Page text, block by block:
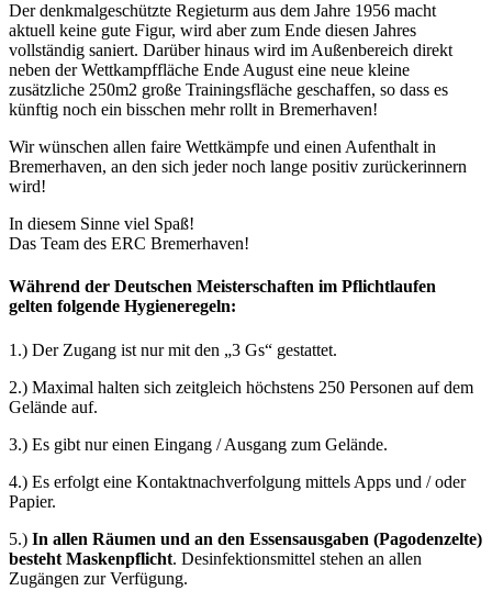
Der denkmalgeschützte Regieturm aus dem Jahre 1956 macht
aktuell keine gute Figur, wird aber zum Ende diesen Jahres
vollständig saniert. Darüber hinaus wird im Außenbereich direkt
neben der Wettkampffläche Ende August eine neue kleine
zusätzliche 250m2 große Trainingsfläche geschaffen, so dass es
künftig noch ein bisschen mehr rollt in Bremerhaven!
Wir wünschen allen faire Wettkämpfe und einen Aufenthalt in
Bremerhaven, an den sich jeder noch lange positiv zurückerinnern
wird!
In diesem Sinne viel Spaß!
Das Team des ERC Bremerhaven!
Während der Deutschen Meisterschaften im Pflichtlaufen
gelten folgende Hygieneregeln:
1.) Der Zugang ist nur mit den „3 Gs“ gestattet.
2.) Maximal halten sich zeitgleich höchstens 250 Personen auf dem
Gelände auf.
3.) Es gibt nur einen Eingang / Ausgang zum Gelände.
4.) Es erfolgt eine Kontaktnachverfolgung mittels Apps und / oder
Papier.
5.) In allen Räumen und an den Essensausgaben (Pagodenzelte)
besteht Maskenpflicht. Desinfektionsmittel stehen an allen
Zugängen zur Verfügung.